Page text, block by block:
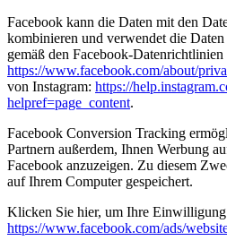
Facebook kann die Daten mit den
kombinieren und verwendet die
gemäß den Facebook-Datenrichtlinien
https://www.facebook.com/about/
von Instagram: https://
helpref=page_content.
Facebook Conversion Tracking
Partnern außerdem, Ihnen Werbung
Facebook anzuzeigen. Zu diesem
auf Ihrem Computer gespeichert.
Klicken Sie hier, um Ihre
https://www.facebook.com/ads/